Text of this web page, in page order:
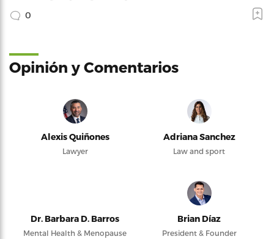
0
Opinión y Comentarios
Alexis Quiñones
Lawyer
Adriana Sanchez
Law and sport
Dr. Barbara D. Barros
Mental Health & Menopause
Brian Díaz
President & Founder